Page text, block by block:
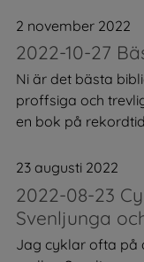
2 november 2022
2022-10-27
Ni är det bästa
proffsiga och
en bok på
23 augusti 2022
2022-08-23
Svenljunga
Jag cyklar ofta på